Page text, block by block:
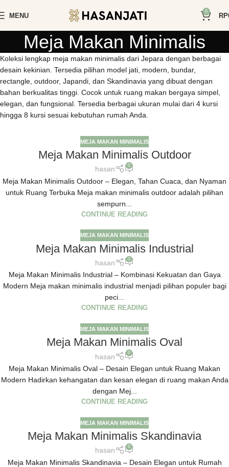
MENU
0
RP
Meja Makan Minimalis
Koleksi lengkap meja makan minimalis dari Jepara dengan berbagai
desain kekinian. Tersedia pilihan model jati, modern, bundar,
rectangle, outdoor, Japandi, dan Skandinavia yang dibuat dengan
bahan berkualitas tinggi. Cocok untuk ruang makan bergaya simpel,
elegan, dan fungsional. Tersedia berbagai ukuran mulai dari 4 kursi
hingga 8 kursi sesuai kebutuhan rumah Anda.
MEJA MAKAN MINIMALIS
Meja Makan Minimalis Outdoor
hasan 0
Meja Makan Minimalis Outdoor – Elegan, Tahan Cuaca, dan Nyaman
untuk Ruang Terbuka Meja makan minimalis outdoor adalah pilihan
sempurn...
CONTINUE READING
MEJA MAKAN MINIMALIS
Meja Makan Minimalis Industrial
hasan 0
Meja Makan Minimalis Industrial – Kombinasi Kekuatan dan Gaya
Modern Meja makan minimalis industrial menjadi pilihan populer bagi
peci...
CONTINUE READING
MEJA MAKAN MINIMALIS
Meja Makan Minimalis Oval
hasan 0
Meja Makan Minimalis Oval – Desain Elegan untuk Ruang Makan
Modern Hadirkan kehangatan dan kesan elegan di ruang makan Anda
dengan Mej...
CONTINUE READING
MEJA MAKAN MINIMALIS
Meja Makan Minimalis Skandinavia
hasan 0
Meja Makan Minimalis Skandinavia – Desain Elegan untuk Rumah